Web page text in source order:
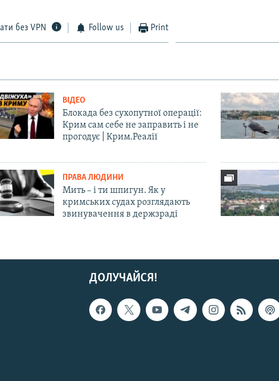
без VPN Follow us Print
ВІДЕО
Блокада без сухопутної операції:
Крим сам себе не заправить і не
прогодує | Крим.Реалії
ПРАВА ЛЮДИНИ
Мить – і ти шпигун. Як у
кримських судах розглядають
звинувачення в держзраді
ДОЛУЧАЙСЯ!